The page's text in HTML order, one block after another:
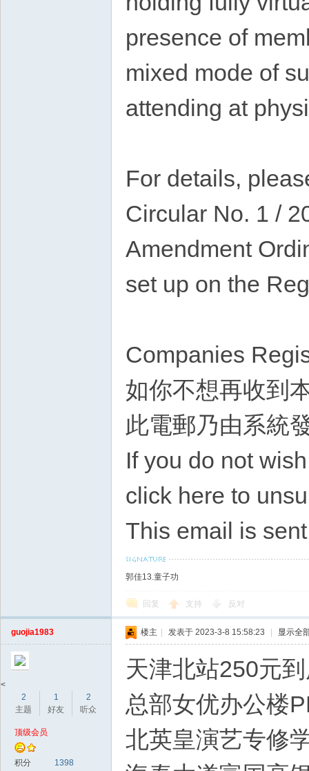
presence of
mixed mode of
attending at
For details,
Circular No. 1 /
Amendment
set up on the
Companies
如你不想再收到
此電郵乃由系統
If you do not
click here to
This email is
郭佳13.童子功
回复 支持 反对
guojia1983
<
2
主题
1
好友
2
听众
顶级会员
积分 1398
楼主 发表于 2023-3-8 15:58:23 显示全
天津北站250元
总部女优办公楼
北英皇演艺专修